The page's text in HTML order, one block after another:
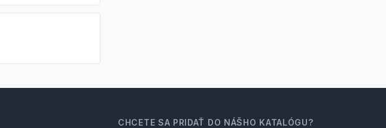
CHCETE SA PRIDAŤ DO NÁŠHO KATALÓGU?